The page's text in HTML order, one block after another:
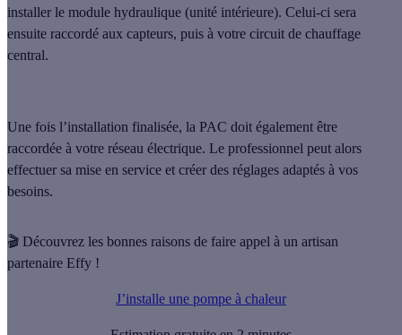
installer le module hydraulique (unité intérieure). Celui-ci sera
ensuite raccordé aux capteurs, puis à votre circuit de chauffage
central.
Une fois l’installation finalisée, la PAC doit également être
raccordée à votre réseau électrique. Le professionnel peut alors
effectuer sa mise en service et créer des réglages adaptés à vos
besoins.
🎬 Découvrez les bonnes raisons de faire appel à un artisan
partenaire Effy !
J’installe une pompe à chaleur